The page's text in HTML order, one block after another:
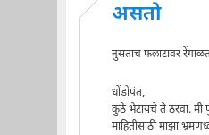
असतो
नुसताच फलाटावर
धोंडोपंत,
कुठे भेटायचे ते ठरवा.
माहितीसाठी माझा